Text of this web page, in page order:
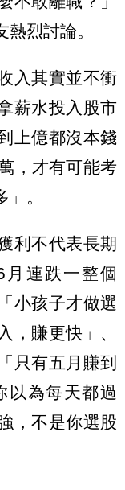
烈討論。
入其實並不衝
薪水投入股市
上億都沒本錢
，才有可能考
。
利不代表長期
連跌一整個
小孩子才做選
，賺更快」、
只有五月賺到
以為每天都過
，不是你選股